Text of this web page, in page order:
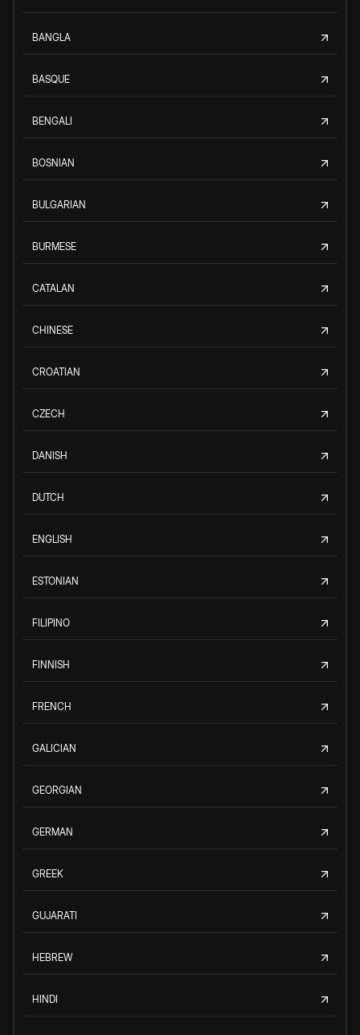
BANGLA
BASQUE
BENGALI
BOSNIAN
BULGARIAN
BURMESE
CATALAN
CHINESE
CROATIAN
CZECH
DANISH
DUTCH
ENGLISH
ESTONIAN
FILIPINO
FINNISH
FRENCH
GALICIAN
GEORGIAN
GERMAN
GREEK
GUJARATI
HEBREW
HINDI